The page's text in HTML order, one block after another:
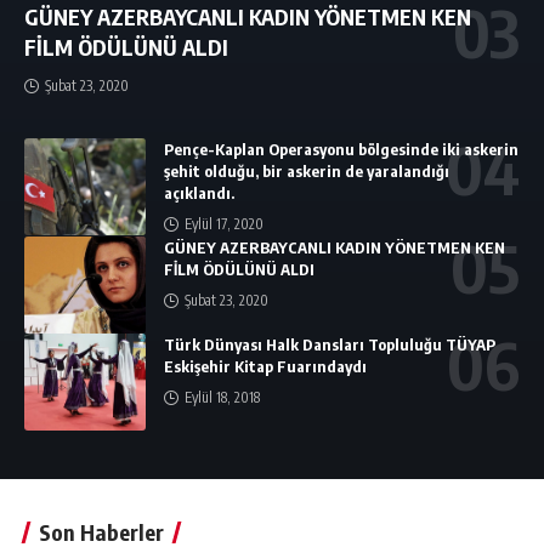
GÜNEY AZERBAYCANLI KADIN YÖNETMEN KEN
FİLM ÖDÜLÜNÜ ALDI
Şubat 23, 2020
Pençe-Kaplan Operasyonu bölgesinde iki askerin
şehit olduğu, bir askerin de yaralandığı
açıklandı.
Eylül 17, 2020
GÜNEY AZERBAYCANLI KADIN YÖNETMEN KEN
FİLM ÖDÜLÜNÜ ALDI
Şubat 23, 2020
Türk Dünyası Halk Dansları Topluluğu TÜYAP
Eskişehir Kitap Fuarındaydı
Eylül 18, 2018
Son Haberler